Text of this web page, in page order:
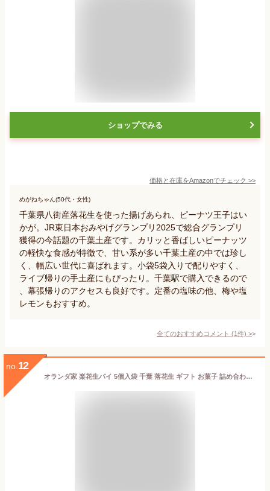
ショップでみる
価格と在庫をAmazonでチェック >>
めがねちゃん(50代・女性)
千葉県八街産落花生を使った揚げあられ、ピーナツ王子はい
かが。JR東日本おみやげグランプリ2025で総合グランプリ
獲得の今話題の千葉土産です。カリッと香ばしいピーナッツ
の軽快な食感が特徴で、甘い系が多い千葉土産の中では珍し
く、幅広い世代に喜ばれます。小袋5袋入りで配りやすく、
ライブ帰りの手土産にもぴったり。千葉駅で購入できるので
、幕張帰りのアクセスも良好です。定番の塩味の他、梅や塩
レモンもおすすめ。
全てのおすすめコメント (1件) >
no. 12
オランダ家 楽花生パイ 5個入袋 千葉 落花生 ギフト お菓子 詰め合わせ おもたせギフト グルメ お取り寄せ スイーツ お菓子 お土産 ご挨拶 お祝い 内祝い お返し お礼 贈答品 出産 結婚 誕生日 贈り物 食品 食べ物